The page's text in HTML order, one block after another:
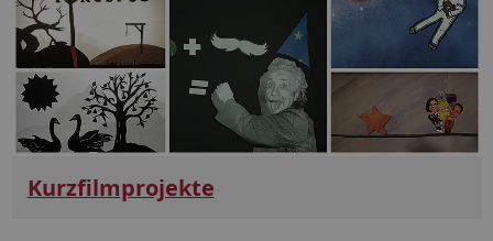
Kurzfilmprojekte